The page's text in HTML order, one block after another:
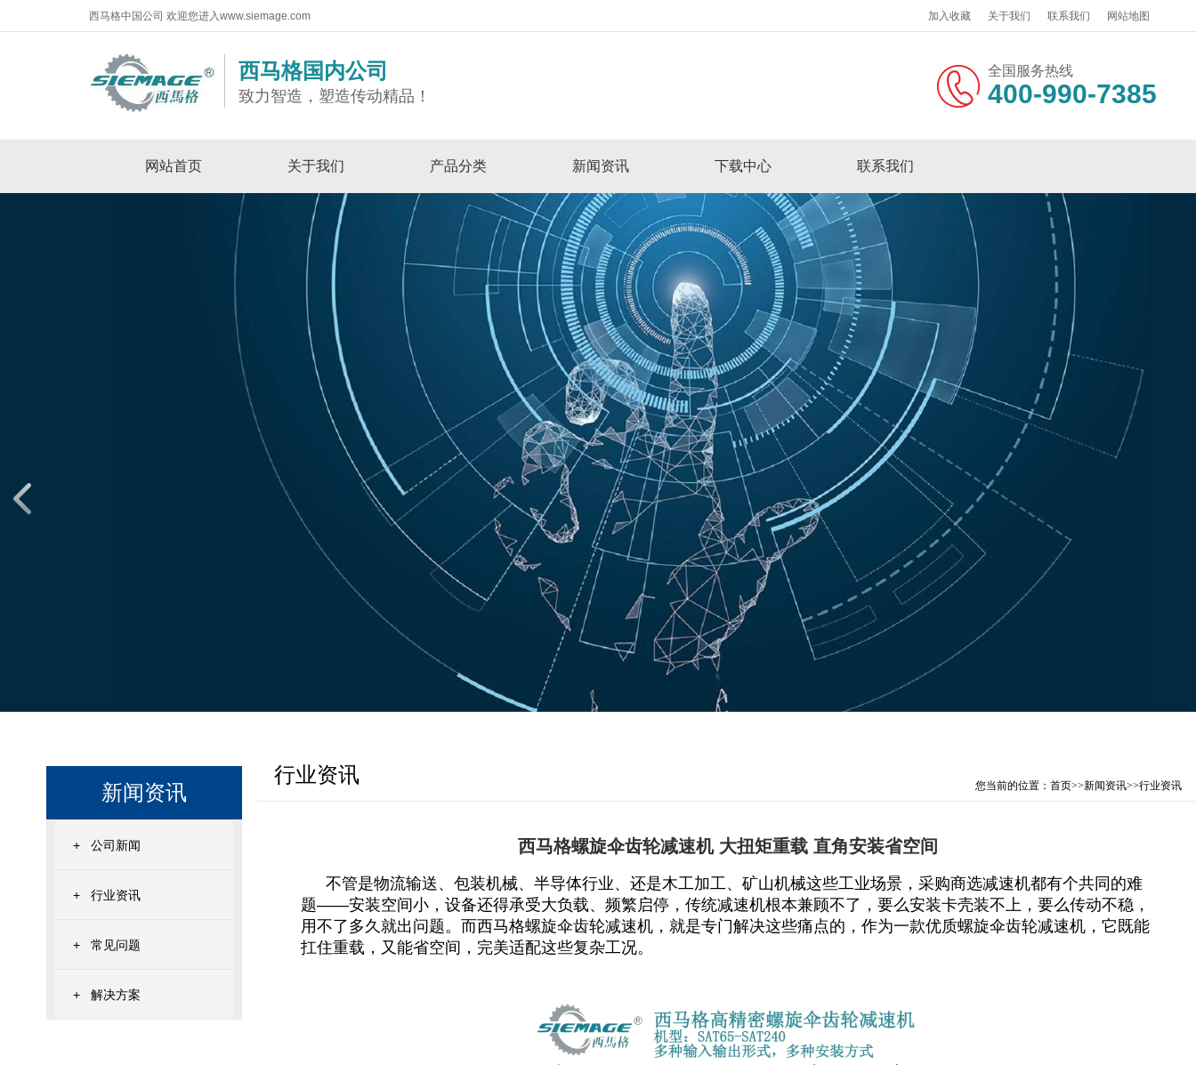
西马格中国公司 欢迎您进入www.siemage.com 加入收藏 关于我们 联系我们 网站地图
西马格国内公司
致力智造，塑造传动精品！
全国服务热线
400-990-7385
网站首页 关于我们 产品分类 新闻资讯 下载中心 联系我们
新闻资讯
+ 公司新闻
+ 行业资讯
+ 常见问题
+ 解决方案
行业资讯 您当前的位置： 首页>>新闻资讯>>行业资讯
西马格螺旋伞齿轮减速机 大扭矩重载 直角安装省空间
不管是物流输送、包装机械、 半导体行业、 还是木工加工、矿山机械这些工业场景，采购商选减速机都有个共同的难
题——安装空间小，设备还得承受大负载、频繁启停，传统减速机根本兼顾不了，要么安装卡壳装不上，要么传动不稳，
用不了多久就出问题。而西马格螺旋伞齿轮减速机 ，就是专门解决这些痛点的，作为一款优质螺旋伞齿轮减速机，它既能
扛住重载，又能省空间，完美适配这些复杂工况。